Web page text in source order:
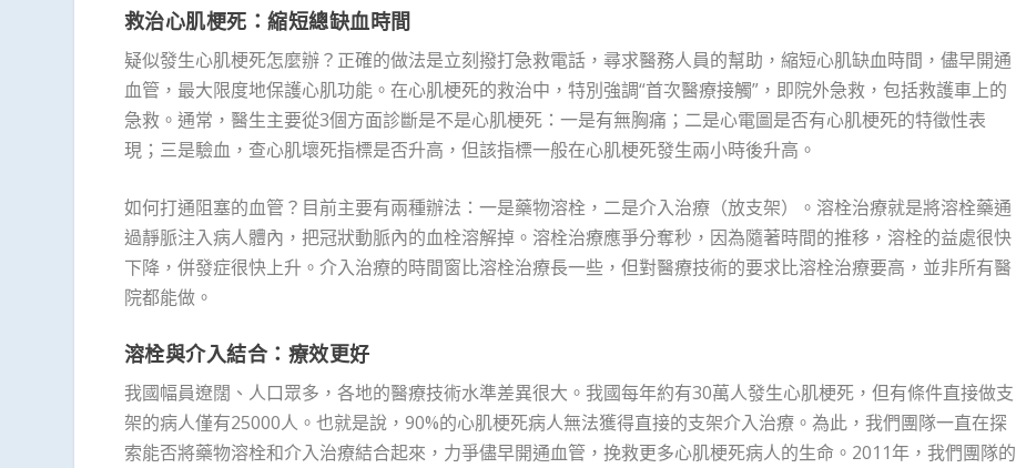
救治心肌梗死：縮短總缺血時間
疑似發生心肌梗死怎麼辦？正確的做法是立刻撥打急救電話，尋求醫務人員的幫助，縮短心肌缺血時間，儘早開通
血管，最大限度地保護心肌功能。在心肌梗死的救治中，特別強調“首次醫療接觸”，即院外急救，包括救護車上的
急救。通常，醫生主要從3個方面診斷是不是心肌梗死：一是有無胸痛；二是心電圖是否有心肌梗死的特徵性表
現；三是驗血，查心肌壞死指標是否升高，但該指標一般在心肌梗死發生兩小時後升高。
如何打通阻塞的血管？目前主要有兩種辦法：一是藥物溶栓，二是介入治療（放支架）。溶栓治療就是將溶栓藥通
過靜脈注入病人體內，把冠狀動脈內的血栓溶解掉。溶栓治療應爭分奪秒，因為隨著時間的推移，溶栓的益處很快
下降，併發症很快上升。介入治療的時間窗比溶栓治療長一些，但對醫療技術的要求比溶栓治療要高，並非所有醫
院都能做。
溶栓與介入結合：療效更好
我國幅員遼闊、人口眾多，各地的醫療技術水準差異很大。我國每年約有30萬人發生心肌梗死，但有條件直接做支
架的病人僅有25000人。也就是說，90%的心肌梗死病人無法獲得直接的支架介入治療。為此，我們團隊一直在探
索能否將藥物溶栓和介入治療結合起來，力爭儘早開通血管，挽救更多心肌梗死病人的生命。2011年，我們團隊的